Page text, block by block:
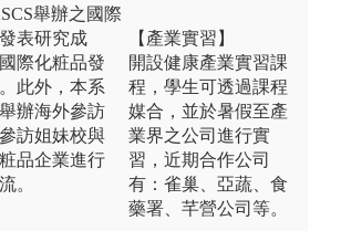
舉辦之國際
表研究成
際化粧品發
此外，本系
辦海外參訪
訪姐妹校與
品企業進行
。
【產業實習】
開設健康產業實習課
程，學生可透過課程
媒合，並於暑假至產
業界之公司進行實
習，近期合作公司
有：雀巢、亞蔬、食
藥署、芊營公司等。